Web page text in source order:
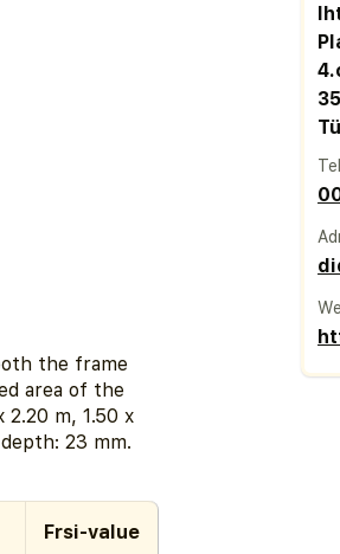
the frame
area of the
2.20 m, 1.50 x
23 mm.
Frsi-value